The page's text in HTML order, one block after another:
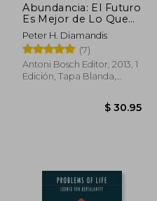
45%
dcto.
$ 67.07
Abundancia: El Futuro
Es Mejor de Lo Que
Piensas
Peter H. Diamandis
(7)
Antoni Bosch Editor, 2013, 1
Edición, Tapa Blanda,